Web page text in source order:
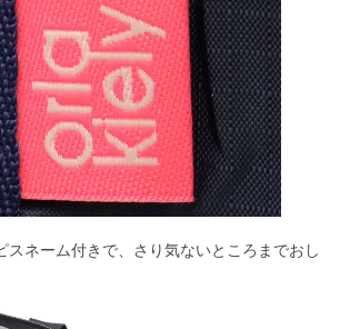
スネーム付きで、さり気ないところまでおし